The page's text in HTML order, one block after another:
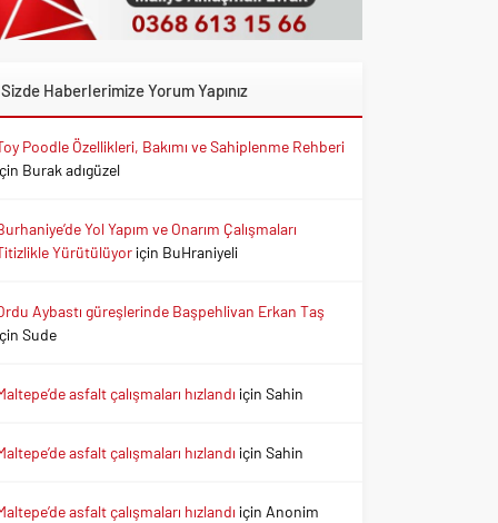
Sizde Haberlerimize Yorum Yapınız
Poodle Özellikleri, Bakımı ve Sahiplenme Rehberi
Burak adıgüzel
Yol Yapım ve Onarım Çalışmaları
Yürütülüyoriçin BuHraniyeli
Aybastı güreşlerinde Başpehlivan Erkan Taş
Sude
asfalt çalışmaları hızlandı içinSahin
asfalt çalışmaları hızlandı içinSahin
asfalt çalışmaları hızlandı için Anonim